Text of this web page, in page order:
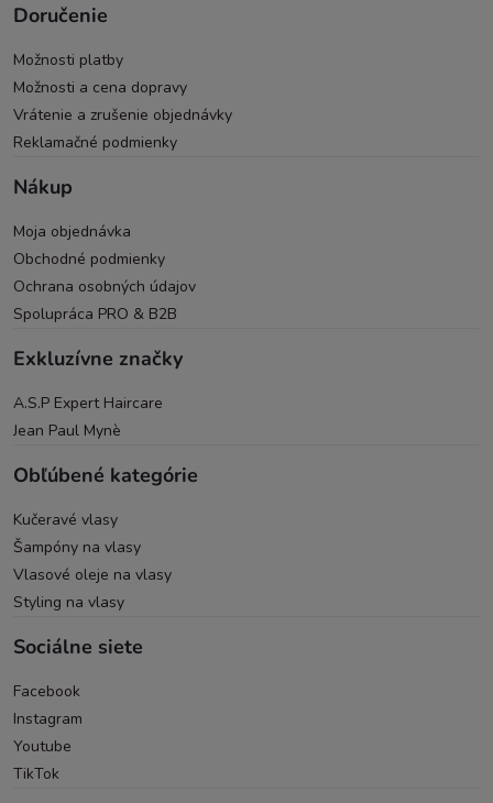
Doručenie
Možnosti platby
Možnosti a cena dopravy
Vrátenie a zrušenie objednávky
Reklamačné podmienky
Nákup
Moja objednávka
Obchodné podmienky
Ochrana osobných údajov
Spolupráca PRO & B2B
Exkluzívne značky
A.S.P Expert Haircare
Jean Paul Mynè
Obľúbené kategórie
Kučeravé vlasy
Šampóny na vlasy
Vlasové oleje na vlasy
Styling na vlasy
Sociálne siete
Facebook
Instagram
Youtube
TikTok